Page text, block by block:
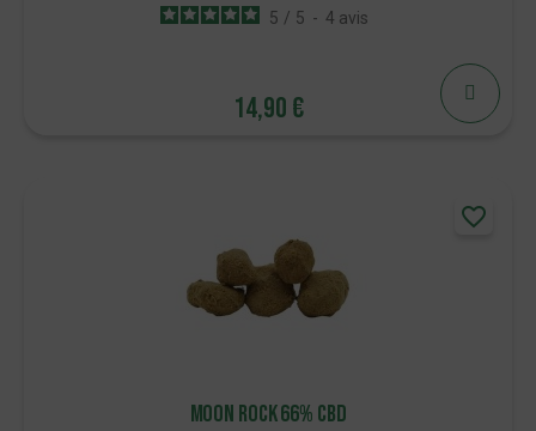
5 / 5 - 4 avis
14,90 €
AJOUTER
Moon Rock 66% CBD
favorite_border